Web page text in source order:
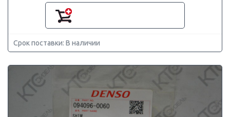
Срок поставки: В наличии